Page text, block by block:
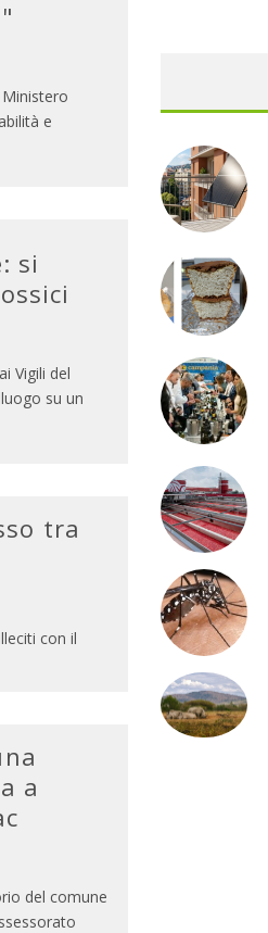
Ministero
e
si
Vigili del
su un
tra
con il
a
del comune